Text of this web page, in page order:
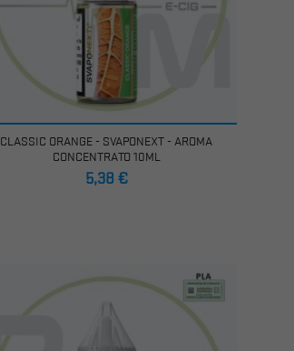
CLASSIC ORANGE - SVAPONEXT - AROMA
CONCENTRATO 10ML
Prezzo
5,38 €